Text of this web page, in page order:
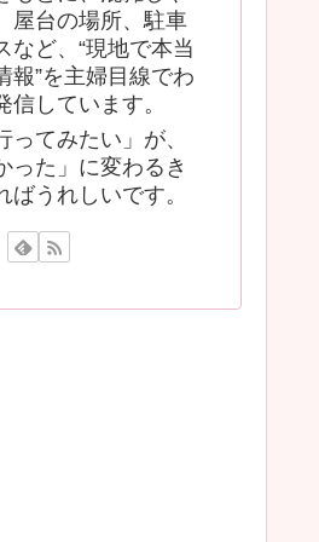
屋台の場所、駐車
など、“現地で本当
報”を主婦目線でわ
信しています。
ってみたい」が、
った」に変わるき
ばうれしいです。